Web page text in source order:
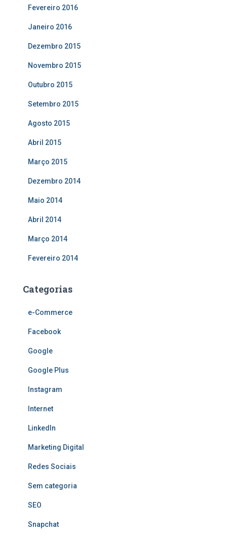
Fevereiro 2016
Janeiro 2016
Dezembro 2015
Novembro 2015
Outubro 2015
Setembro 2015
Agosto 2015
Abril 2015
Março 2015
Dezembro 2014
Maio 2014
Abril 2014
Março 2014
Fevereiro 2014
Categorias
e-Commerce
Facebook
Google
Google Plus
Instagram
Internet
LinkedIn
Marketing Digital
Redes Sociais
Sem categoria
SEO
Snapchat